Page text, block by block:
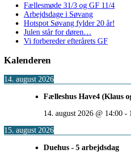
Fællesmøde 31/3 og GF 11/4
Arbejdsdage i Søvang
Hotspot Søvang fylder 20 år!
Julen står for døren…
Vi forbereder efterårets GF
Kalenderen
14. august 2026
Fælleshus Have4 (Klaus
14. august 2026 @ 14:00 -
15. august 2026
Duehus - 5 arbejdsdag